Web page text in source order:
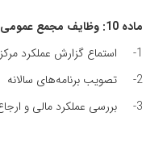
ماده 10: وظایف مجمع عمومی
1- استماع گزارش عملکرد مرکز
2- تصویب برنامه‌های سالانه
3- بررسی عملکرد مالی و ارجاع آن به هیات امنا جهت تصویب